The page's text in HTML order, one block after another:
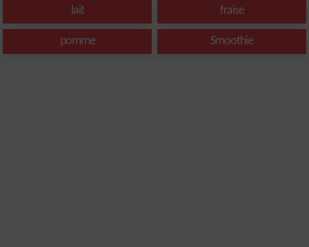
lait fraise
pomme Smoothie